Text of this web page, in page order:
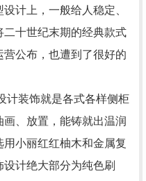
计上，一般给人稳定、
十世纪末期的经典款式
公布，也遭到了很好的
装饰就是各式各样侧柜
、放置，能铸就出温润
小丽红红柚木和金属复
计绝大部分为纯色刷